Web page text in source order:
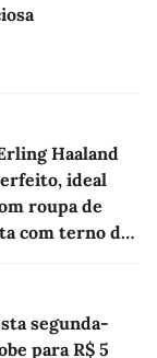
Haaland
ideal
roupa de
com terno de
segunda-
para R$ 5